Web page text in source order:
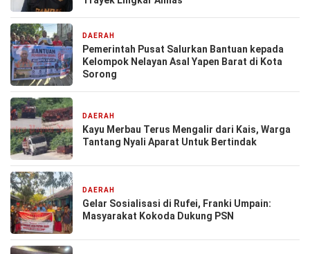
DAERAH
Pemerintah Pusat Salurkan Bantuan kepada
Kelompok Nelayan Asal Yapen Barat di Kota
Sorong
DAERAH
Kayu Merbau Terus Mengalir dari Kais, Warga
Tantang Nyali Aparat Untuk Bertindak
DAERAH
Gelar Sosialisasi di Rufei, Franki Umpain:
Masyarakat Kokoda Dukung PSN